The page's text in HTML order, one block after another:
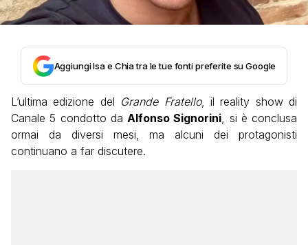
Aggiungi Isa e Chia tra le tue fonti preferite su Google
L’ultima edizione del Grande Fratello, il reality show di
Canale 5 condotto da Alfonso Signorini, si è conclusa
ormai da diversi mesi, ma alcuni dei protagonisti
continuano a far discutere.